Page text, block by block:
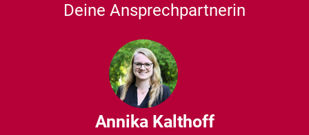
Deine Ansprechpartnerin
Annika Kalthoff